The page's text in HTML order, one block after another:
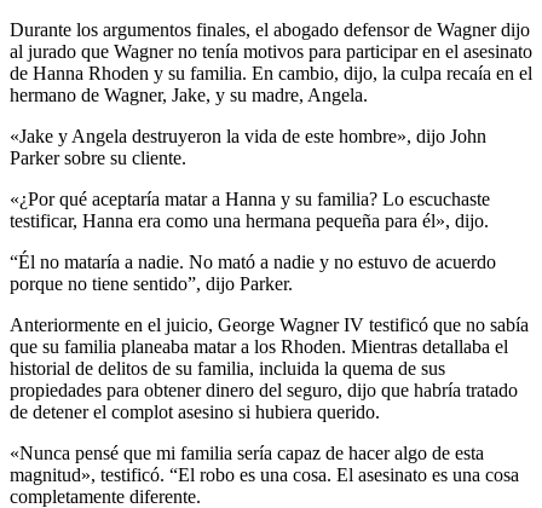
Durante los argumentos finales, el abogado defensor de Wagner dijo
al jurado que Wagner no tenía motivos para participar en el asesinato
de Hanna Rhoden y su familia. En cambio, dijo, la culpa recaía en el
hermano de Wagner, Jake, y su madre, Angela.
«Jake y Angela destruyeron la vida de este hombre», dijo John
Parker sobre su cliente.
«¿Por qué aceptaría matar a Hanna y su familia? Lo escuchaste
testificar, Hanna era como una hermana pequeña para él», dijo.
“Él no mataría a nadie. No mató a nadie y no estuvo de acuerdo
porque no tiene sentido”, dijo Parker.
Anteriormente en el juicio, George Wagner IV testificó que no sabía
que su familia planeaba matar a los Rhoden. Mientras detallaba el
historial de delitos de su familia, incluida la quema de sus
propiedades para obtener dinero del seguro, dijo que habría tratado
de detener el complot asesino si hubiera querido.
«Nunca pensé que mi familia sería capaz de hacer algo de esta
magnitud», testificó. “El robo es una cosa. El asesinato es una cosa
completamente diferente.